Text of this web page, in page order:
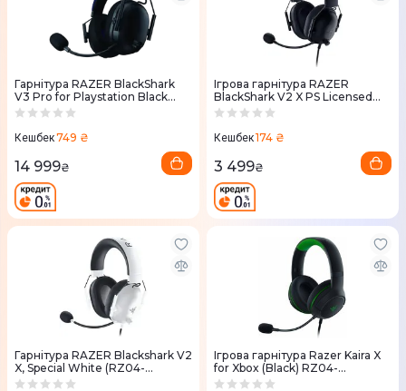
Гарнітура RAZER BlackShark
V3 Pro for Playstation Black
(RZ04-05400500-R3G1)
Кешбек749 ₴
14 999₴
Ігрова гарнітура RAZER
BlackShark V2 X PS Licensed
Black (RZ04-03241000-R3G1)
Кешбек174 ₴
3 499₴
Гарнітура RAZER Blackshark V2
X, Special White (RZ04-
03241700-R3M1)
Ігрова гарнітура Razer Kaira X
for Xbox (Black) RZ04-
03970100-R3M1